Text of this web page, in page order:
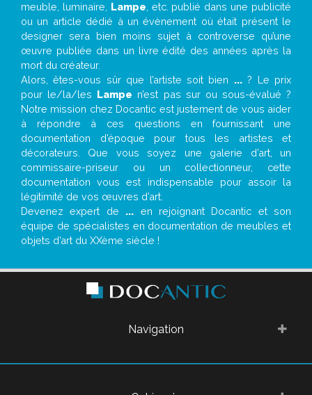
meuble, luminaire, Lampe , etc. publié dans une publicité
ou un article dédié à un évènement où était présent le
designer sera bien moins sujet à controverse qu’une
œuvre publiée dans un livre édité des années après la
mort du créateur.
Alors, êtes-vous sûr que l’artiste soit bien ...? Le prix
pour le/la/les Lampe n’est pas sur ou sous-évalué ?
Notre mission chez Docantic est justement de vous aider
à répondre à ces questions en fournissant une
documentation d’époque pour tous les artistes et
décorateurs. Que vous soyez une galerie d’art, un
commissaire-priseur ou un collectionneur, cette
documentation vous est indispensable pour assoir la
légitimité de vos œuvres d’art.
Devenez expert de ... en rejoignant Docantic et son
équipe de spécialistes en documentation de meubles et
objets d’art du XXème siècle !
Navigation